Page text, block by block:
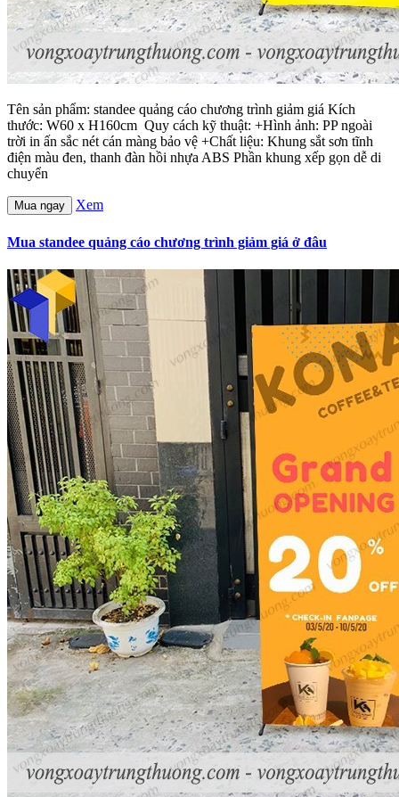
Tên sản phẩm: standee quảng cáo chương trình giảm giá Kích
thước: W60 x H160cm Quy cách kỹ thuật: +Hình ảnh: PP ngoài
trời in ấn sắc nét cán màng bảo vệ +Chất liệu: Khung sắt sơn tĩnh
điện màu đen, thanh đàn hồi nhựa ABS Phần khung xếp gọn dễ di
chuyển
Mua ngay Xem
Mua standee quảng cáo chương trình giảm giá ở đâu